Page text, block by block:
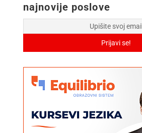
najnovije poslove